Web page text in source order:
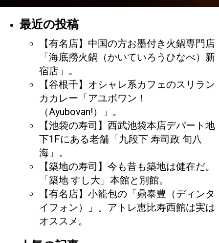
最近の投稿
【有名店】中国の方お墨付き火鍋専門店
「海底撈火鍋（かいていろうひなべ）新
宿店」。
【谷根千】オシャレ系カフェのスリラン
カカレー「アユボワン！
（Ayubovan!）」。
【池袋の寿司】西武池袋本店デパート地
下1Fにある老舗「九段下 寿司政 旬八
海」。
【築地の寿司】今も昔も築地は健在だ。
「築地 すし大」本館と別館。
【有名店】小籠包の「鼎泰豊（ディンタ
イフォン）」。アトレ恵比寿西館は実は
オススメ。